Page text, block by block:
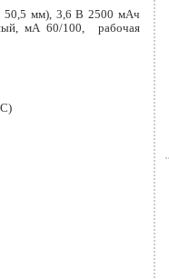
мм), 3,6 В 2500 мАч
мА 60/100, рабочая